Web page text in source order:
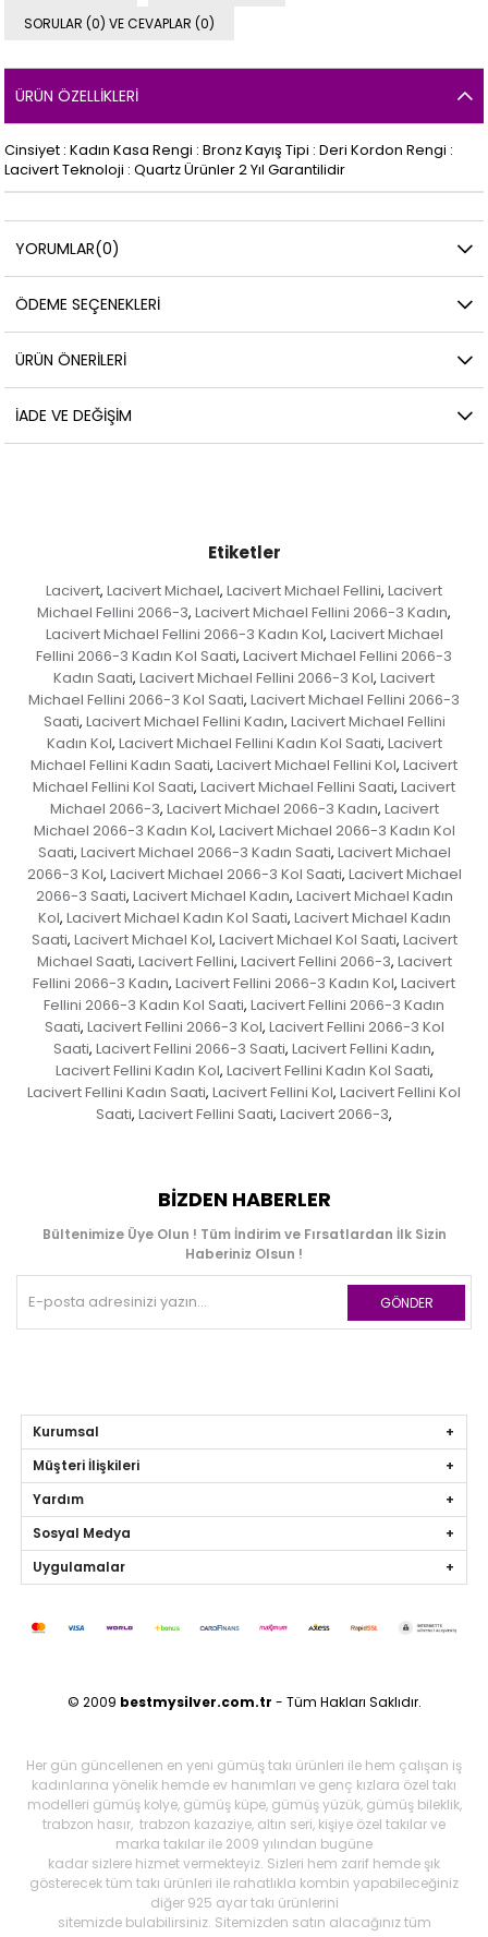
SORULAR (0) VE CEVAPLAR (0)
ÜRÜN ÖZELLIKLERI
Cinsiyet : Kadın Kasa Rengi : Bronz Kayış Tipi : Deri Kordon Rengi :
Lacivert Teknoloji : Quartz Ürünler 2 Yıl Garantilidir
YORUMLAR(0)
ÖDEME SEÇENEKLERI
ÜRÜN ÖNERILERI
İADE VE DEĞIŞIM
Etiketler
Lacivert, Lacivert Michael, Lacivert Michael Fellini, Lacivert
Michael Fellini 2066-3, Lacivert Michael Fellini 2066-3 Kadın,
Lacivert Michael Fellini 2066-3 Kadın Kol, Lacivert Michael
Fellini 2066-3 Kadın Kol Saati, Lacivert Michael Fellini 2066-3
Kadın Saati, Lacivert Michael Fellini 2066-3 Kol, Lacivert
Michael Fellini 2066-3 Kol Saati, Lacivert Michael Fellini 2066-3
Saati, Lacivert Michael Fellini Kadın, Lacivert Michael Fellini
Kadın Kol, Lacivert Michael Fellini Kadın Kol Saati, Lacivert
Michael Fellini Kadın Saati, Lacivert Michael Fellini Kol, Lacivert
Michael Fellini Kol Saati, Lacivert Michael Fellini Saati, Lacivert
Michael 2066-3, Lacivert Michael 2066-3 Kadın, Lacivert
Michael 2066-3 Kadın Kol, Lacivert Michael 2066-3 Kadın Kol
Saati, Lacivert Michael 2066-3 Kadın Saati, Lacivert Michael
2066-3 Kol, Lacivert Michael 2066-3 Kol Saati, Lacivert Michael
2066-3 Saati, Lacivert Michael Kadın, Lacivert Michael Kadın
Kol, Lacivert Michael Kadın Kol Saati, Lacivert Michael Kadın
Saati, Lacivert Michael Kol, Lacivert Michael Kol Saati, Lacivert
Michael Saati, Lacivert Fellini, Lacivert Fellini 2066-3, Lacivert
Fellini 2066-3 Kadın, Lacivert Fellini 2066-3 Kadın Kol, Lacivert
Fellini 2066-3 Kadın Kol Saati, Lacivert Fellini 2066-3 Kadın
Saati, Lacivert Fellini 2066-3 Kol, Lacivert Fellini 2066-3 Kol
Saati, Lacivert Fellini 2066-3 Saati, Lacivert Fellini Kadın,
Lacivert Fellini Kadın Kol, Lacivert Fellini Kadın Kol Saati,
Lacivert Fellini Kadın Saati, Lacivert Fellini Kol, Lacivert Fellini Kol
Saati, Lacivert Fellini Saati, Lacivert 2066-3,
BIZDEN HABERLER
Bültenimize Üye Olun ! Tüm İndirim ve Fırsatlardan İlk Sizin
Haberiniz Olsun !
GÖNDER
Kurumsal
Müşteri İlişkileri
Yardım
Sosyal Medya
Uygulamalar
© 2009 bestmysilver.com.tr - Tüm Hakları Saklıdır.
Her gün güncellenen en yeni gümüş takı ürünleri ile hem çalışan iş
kadınlarına yönelik hemde ev hanımları ve genç kızlara özel takı
modelleri gümüş kolye, gümüş küpe, gümüş yüzük, gümüş bileklik,
trabzon hasır, trabzon kazaziye, altın seri, kişiye özel takılar ve
marka takılar ile 2009 yılından bugüne
kadar sizlere hizmet vermekteyiz. Sizleri hem zarif hemde şık
gösterecek tüm takı ürünleri ile rahatlıkla kombin yapabileceğiniz
diğer 925 ayar takı ürünlerini
sitemizde bulabilirsiniz. Sitemizden satın alacağınız tüm